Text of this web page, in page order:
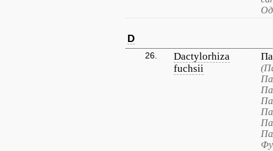
D
26.
Dactylorhiza
fuchsii